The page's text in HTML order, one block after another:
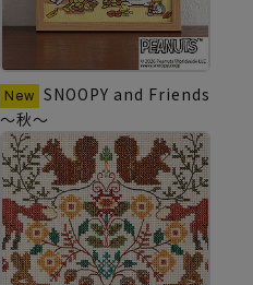
SNOOPY and Friends
～秋～